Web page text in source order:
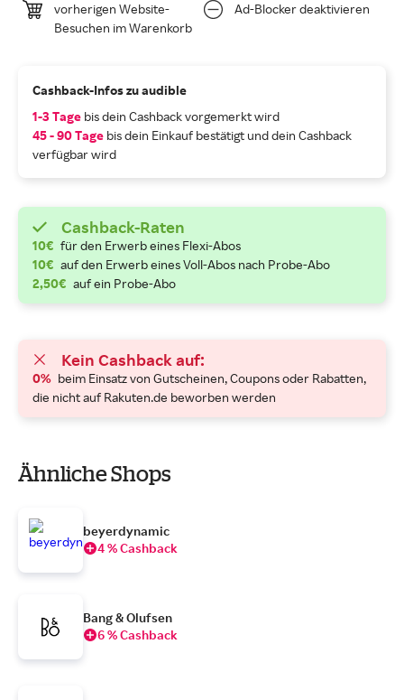
vorherigen Website-
Besuchen im Warenkorb
Ad-Blocker deaktivieren
Cashback-Infos zu audible
1-3 Tage bis dein Cashback vorgemerkt wird
45 - 90 Tage bis dein Einkauf bestätigt und dein Cashback
verfügbar wird
Cashback-Raten
10€ für den Erwerb eines Flexi-Abos
10€ auf den Erwerb eines Voll-Abos nach Probe-Abo
2,50€ auf ein Probe-Abo
Kein Cashback auf:
0% beim Einsatz von Gutscheinen, Coupons oder Rabatten,
die nicht auf Rakuten.de beworben werden
Ähnliche Shops
beyerdynamic
4 % Cashback
Bang & Olufsen
6 % Cashback